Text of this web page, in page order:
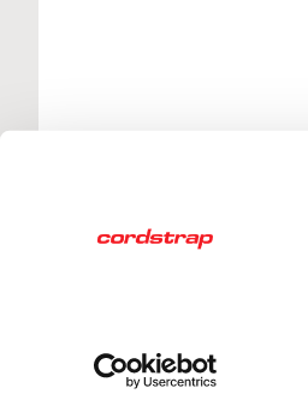
为世界上的主要行
隐私和Cookie政策